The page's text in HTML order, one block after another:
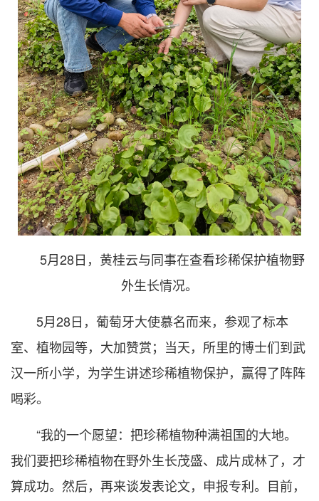
5月28日，黄桂云与同事在查看珍稀保护植物野
外生长情况。
5月28日，葡萄牙大使慕名而来，参观了标本
室、植物园等，大加赞赏；当天，所里的博士们到武
汉一所小学，为学生讲述珍稀植物保护，赢得了阵阵
喝彩。
“我的一个愿望：把珍稀植物种满祖国的大地。
我们要把珍稀植物在野外生长茂盛、成片成林了，才
算成功。然后，再来谈发表论文，申报专利。目前，